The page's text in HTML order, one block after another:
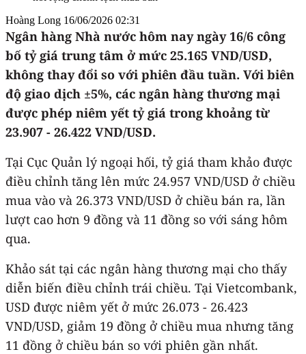
Hoàng Long 16/06/2026 02:31
Ngân hàng Nhà nước hôm nay ngày 16/6 công
bố tỷ giá trung tâm ở mức 25.165 VND/USD,
không thay đổi so với phiên đầu tuần. Với biên
độ giao dịch ±5%, các ngân hàng thương mại
được phép niêm yết tỷ giá trong khoảng từ
23.907 - 26.422 VND/USD.
Tại Cục Quản lý ngoại hối, tỷ giá tham khảo được
điều chỉnh tăng lên mức 24.957 VND/USD ở chiều
mua vào và 26.373 VND/USD ở chiều bán ra, lần
lượt cao hơn 9 đồng và 11 đồng so với sáng hôm
qua.
Khảo sát tại các ngân hàng thương mại cho thấy
diễn biến điều chỉnh trái chiều. Tại Vietcombank,
USD được niêm yết ở mức 26.073 - 26.423
VND/USD, giảm 19 đồng ở chiều mua nhưng tăng
11 đồng ở chiều bán so với phiên gần nhất.